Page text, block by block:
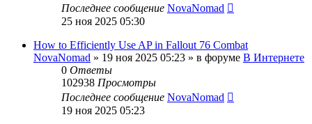
Последнее сообщение NovaNomad
25 ноя 2025 05:30
How to Efficiently Use AP in Fallout 76 Combat
NovaNomad » 19 ноя 2025 05:23 » в форуме В Интернете
0 Ответы
102938 Просмотры
Последнее сообщение NovaNomad
19 ноя 2025 05:23